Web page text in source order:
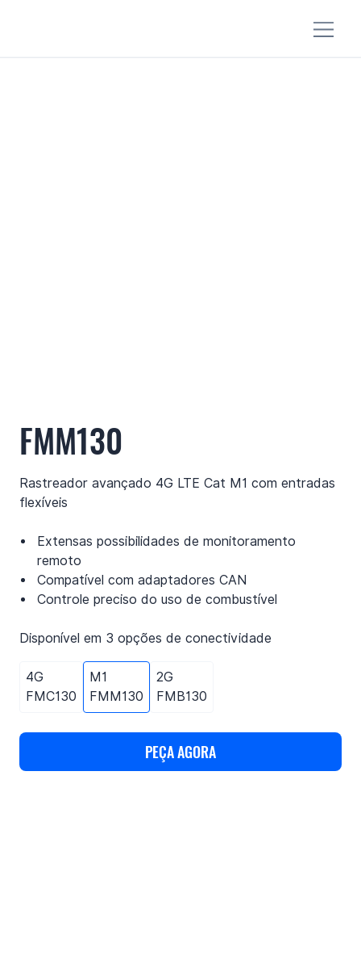
FMM130
Rastreador avançado 4G LTE Cat M1 com entradas
flexíveis
Extensas possibilidades de monitoramento
remoto
Compatível com adaptadores CAN
Controle preciso do uso de combustível
Disponível em 3 opções de conectividade
4G
FMC130
M1
FMM130
2G
FMB130
PEÇA AGORA